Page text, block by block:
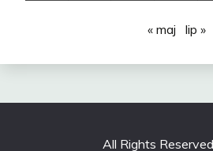
« maj lip »
All Rights